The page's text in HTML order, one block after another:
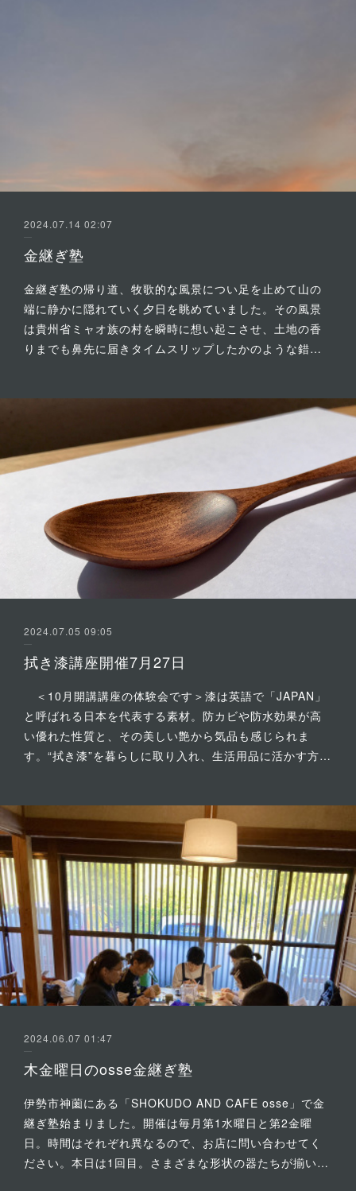
2024.07.14 02:07
金継ぎ塾
金継ぎ塾の帰り道、牧歌的な風景につい足を止めて山の
端に静かに隠れていく夕日を眺めていました。その風景
は貴州省ミャオ族の村を瞬時に想い起こさせ、土地の香
りまでも鼻先に届きタイムスリップしたかのような錯…
2024.07.05 09:05
拭き漆講座開催7月27日
＜10月開講講座の体験会です＞漆は英語で「JAPAN」
と呼ばれる日本を代表する素材。防カビや防水効果が高
い優れた性質と、その美しい艶から気品も感じられま
す。“拭き漆”を暮らしに取り入れ、生活用品に活かす方…
2024.06.07 01:47
木金曜日のosse金継ぎ塾
伊勢市神薗にある「SHOKUDO AND CAFE osse」で金
継ぎ塾始まりました。開催は毎月第1水曜日と第2金曜
日。時間はそれぞれ異なるので、お店に問い合わせてく
ださい。本日は1回目。さまざまな形状の器たちが揃い…